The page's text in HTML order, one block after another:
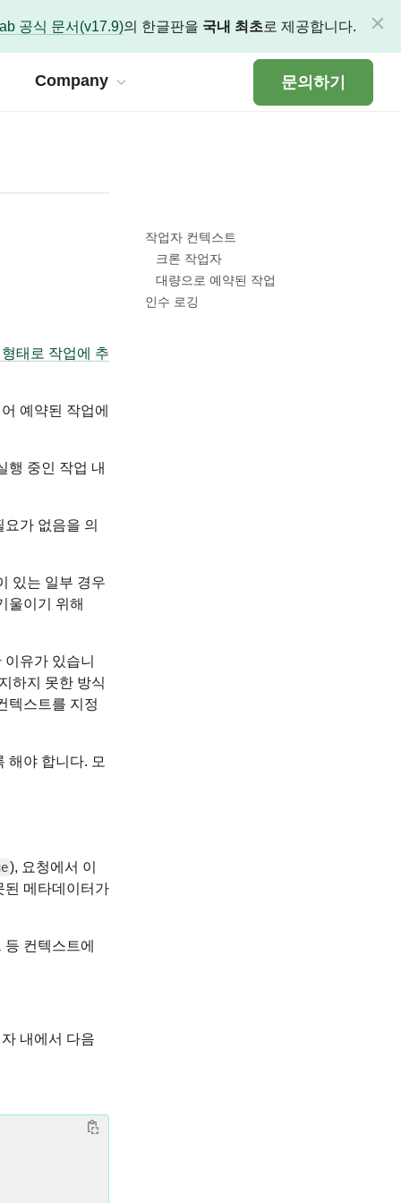
공식 문서(v17.9)의 한글판을 국내 최초로 제공합니다.
문 엔지니어의 플랫폼 케어와 관리
실무 교육 : expertLABS
Kit : Plumber
서 한글판
Company 문의하기
태로 작업에 추
예약된 작업에
행 중인 작업 내
가 없음을 의
있는 일부 경우
울이기 위해
유가 있습니
하지 못한 방식
텍스트를 지정
해야 합니다. 모
), 요청에서 이
된 메타데이터가
컨텍스트에
내에서 다음
작업자 컨텍스트
크론 작업자
대량으로 예약된 작업
인수 로깅